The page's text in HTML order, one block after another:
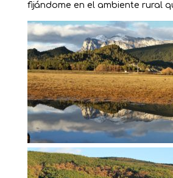
fijándome en el ambiente rural